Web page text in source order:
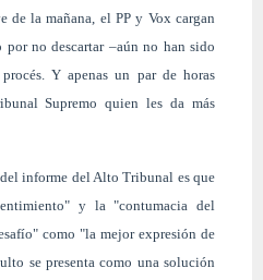
de la mañana, el PP y Vox cargan
no descartar –aún no han sido
Y apenas un par de horas
Supremo quien les da más
informe del Alto Tribunal es que
y la "contumacia del
como "la mejor expresión de
se presenta como una solución